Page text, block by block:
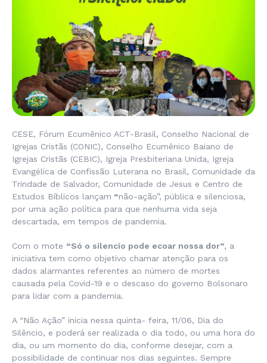
CESE, Fórum Ecumênico ACT-Brasil, Conselho Nacional de
Igrejas Cristãs (CONIC), Conselho Ecumênico Baiano de
Igrejas Cristãs (CEBIC), Igreja Presbiteriana Unida, Igreja
Evangélica de Confissão Luterana no Brasil, Comunidade da
Trindade de Salvador, Comunidade de Jesus e Centro de
Estudos Bíblicos lançam “não-ação”, pública e silenciosa,
por uma ação política para que nenhuma vida seja
descartada, em tempos de pandemia.
Com o mote “Só o silencio pode ecoar nossa dor”, a
iniciativa tem como objetivo chamar atenção para os
dados alarmantes referentes ao número de mortes
causada pela Covid-19 e o descaso do governo Bolsonaro
para lidar com a pandemia.
A “Não Ação” inicia nessa quinta- feira, 11/06, Dia do
Silêncio, e poderá ser realizada o dia todo, ou uma hora do
dia, ou um momento do dia, conforme desejar, com a
possibilidade de continuar nos dias seguintes. Sempre